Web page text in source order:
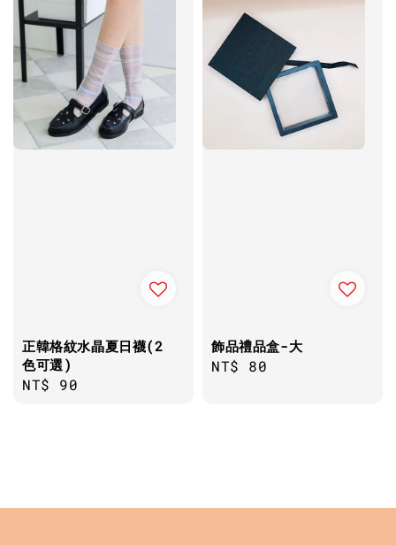
正韓格紋水晶夏日襪(2
色可選)
Regular
NT$ 90
飾品禮品盒-大
Regular
NT$ 80